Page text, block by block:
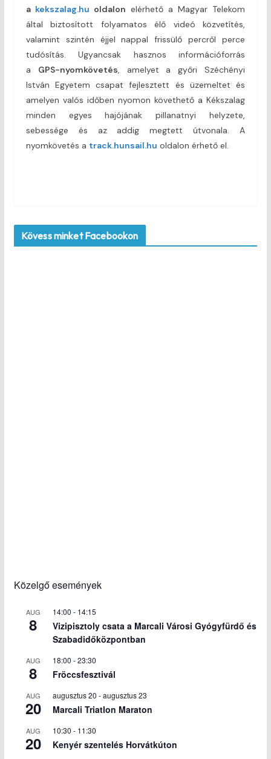
a kekszalag.hu oldalon elérhető a Magyar Telekom
által biztosított folyamatos élő videó közvetítés,
valamint szintén éjjel nappal frissülő percről perce
tudósítás. Ugyancsak hasznos információforrás
a GPS-nyomkövetés, amelyet a győri Széchényi
István Egyetem csapat fejlesztett és üzemeltet és
amelyen valós időben nyomon követhető a Kékszalag
minden egyes hajójának pillanatnyi helyzete,
sebessége és az addig megtett útvonala. A
nyomkövetés a track.hunsail.hu oldalon érhető el.
Kövess minket Facebookon
Közelgő események
AUG
8
14:00 - 14:15
Vizipisztoly csata a Marcali Városi Gyógyfürdő és
Szabadidőközpontban
AUG
8
18:00 -23:30
Fröccsfesztivál
AUG
20
augusztus 20 -augusztus 23
Marcali Triatlon Maraton
AUG
20
10:30 - 11:30
Kenyér szentelés Horvátkúton